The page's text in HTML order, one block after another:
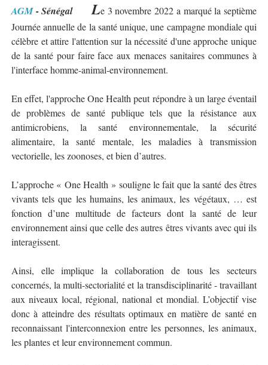
AGM- Sénégal Le 3 novembre 2022 a marqué la septième
Journée annuelle de la santé unique, une campagne mondiale qui
célèbre et attire l'attention sur la nécessité d'une approche unique
de la santé pour faire face aux menaces sanitaires communes à
l'interface homme-animal-environnement.
En effet, l'approche One Health peut répondre à un large éventail
de problèmes de santé publique tels que la résistance aux
antimicrobiens, la santé environnementale, la sécurité
alimentaire, la santé mentale, les maladies à transmission
vectorielle, les zoonoses, et bien d’autres.
L’approche « One Health » souligne le fait que la santé des êtres
vivants tels que les humains, les animaux, les végétaux, … est
fonction d’une multitude de facteurs dont la santé de leur
environnement ainsi que celle des autres êtres vivants avec qui ils
interagissent.
Ainsi, elle implique la collaboration de tous les secteurs
concernés, la multi-sectorialité et la transdisciplinarité - travaillant
aux niveaux local, régional, national et mondial. L’objectif vise
donc à atteindre des résultats optimaux en matière de santé en
reconnaissant l'interconnexion entre les personnes, les animaux,
les plantes et leur environnement commun.